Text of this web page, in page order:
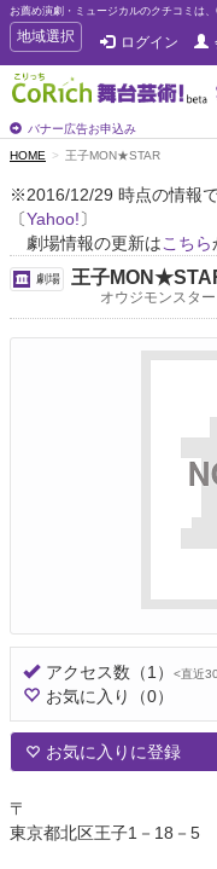
お薦め演劇・ミュージカルのクチコミは
T
o
g
g
e
n
v
a
t
o
n
地域選択 ログイン
バナー広告お申込み
HOME 王子MON★STAR
※2016/12/29 時点の情報
〔Yahoo!〕
劇場情報の更新はこちら
劇場 王子
オウジモンスター
アクセス数 （1） <直近
お気に入り （0）
お気に入りに登録
〒
東京都北区王子1－18－5